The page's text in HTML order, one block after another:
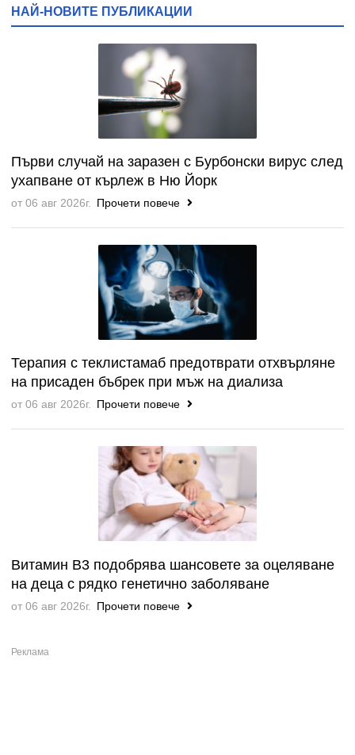
НАЙ-НОВИТЕ ПУБЛИКАЦИИ
Първи случай на заразен с Бурбонски вирус след
ухапване от кърлеж в Ню Йорк
от 06 авг 2026г. Прочети повече
Терапия с теклистамаб предотврати отхвърляне
на присаден бъбрек при мъж на диализа
от 06 авг 2026г. Прочети повече
Витамин B3 подобрява шансовете за оцеляване
на деца с рядко генетично заболяване
от 06 авг 2026г. Прочети повече